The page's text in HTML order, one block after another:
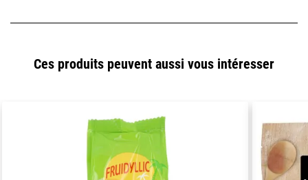
Ces produits peuvent aussi vous intéresser